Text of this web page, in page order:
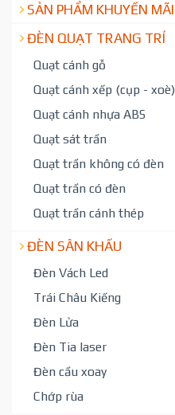
SẢN PHẨM KHUYẾN MÃI
ĐÈN QUẠT TRANG TRÍ
Quạt cánh gỗ
Quạt cánh xếp (cụp - xoè)
Quạt cánh nhựa ABS
Quạt sát trần
Quạt trần không có đèn
Quạt trần có đèn
Quạt trần cánh thép
ĐÈN SÂN KHẤU
Đèn Vách Led
Trái Châu Kiếng
Đèn Lửa
Đèn Tia laser
Đèn cầu xoay
Chớp rùa